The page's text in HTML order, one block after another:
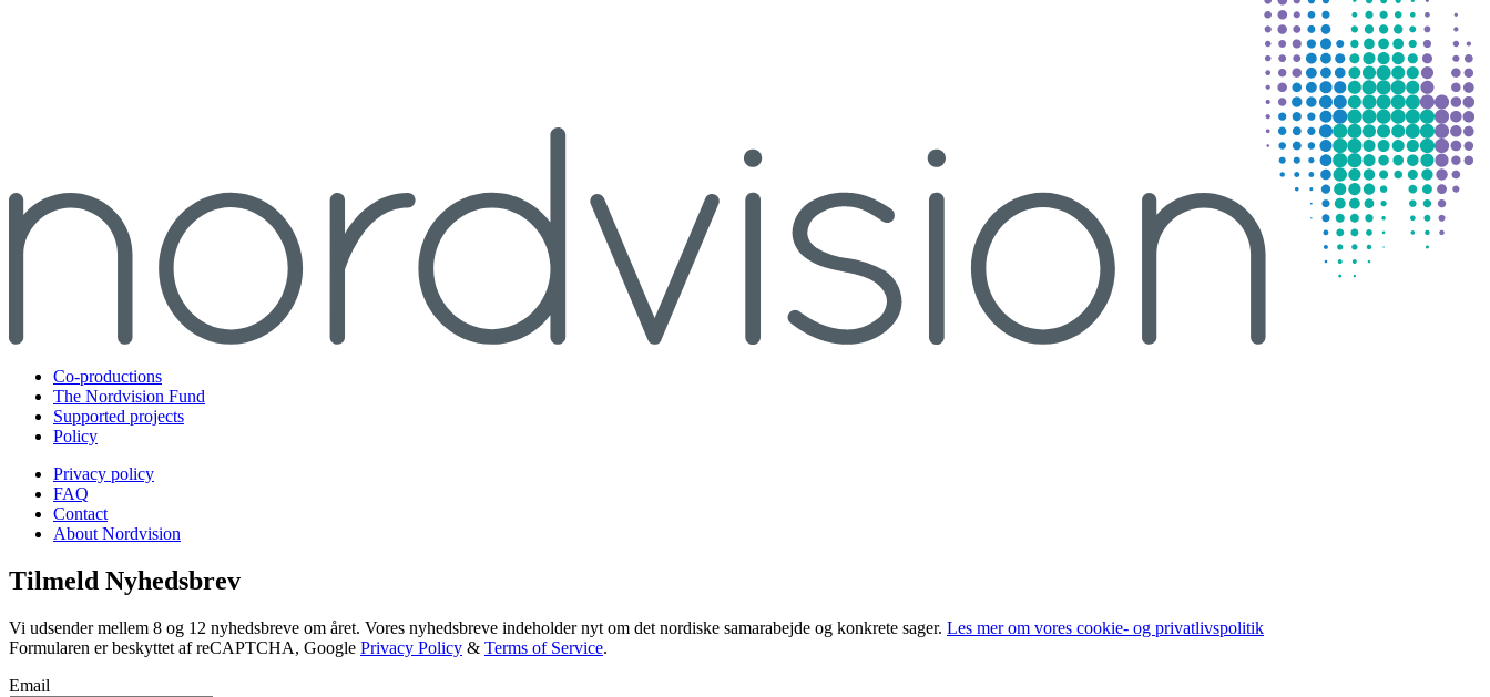
Co-productions
The Nordvision Fund
Supported projects
Policy
Privacy policy
FAQ
Contact
About Nordvision
Tilmeld Nyhedsbrev
Vi udsender mellem 8 og 12 nyhedsbreve om året. Vores nyhedsbreve indeholder nyt om det nordiske samarabejde og konkrete sager. Les mer om vores cookie- og privatlivspolitik
Formularen er beskyttet af reCAPTCHA, Google Privacy Policy & Terms of Service.
Email